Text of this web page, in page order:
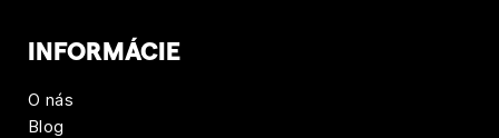
o
v
INFORMÁCIE
O nás
Blog